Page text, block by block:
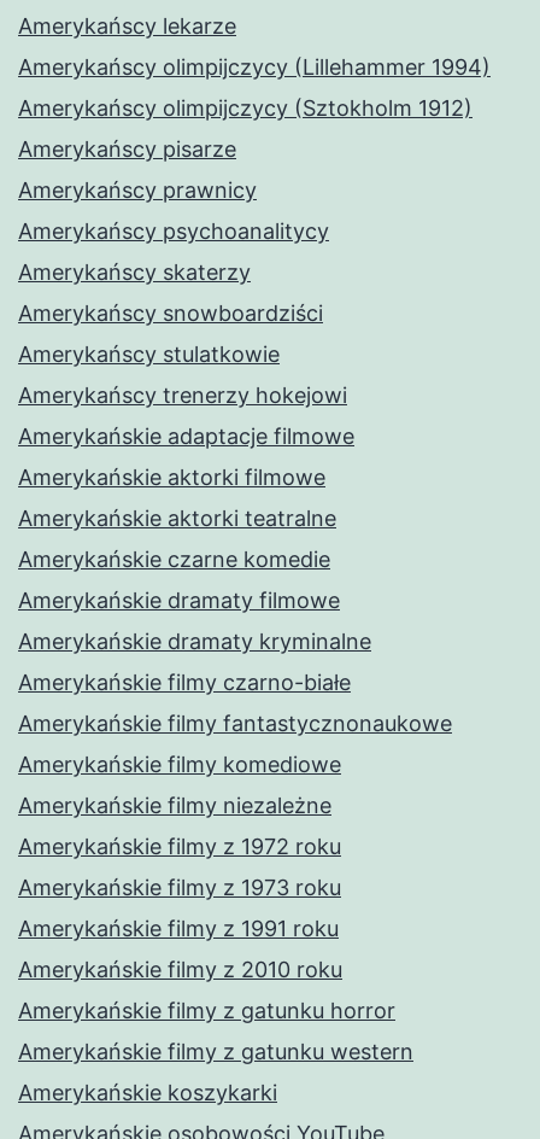
Amerykańscy lekarze
Amerykańscy olimpijczycy (Lillehammer 1994)
Amerykańscy olimpijczycy (Sztokholm 1912)
Amerykańscy pisarze
Amerykańscy prawnicy
Amerykańscy psychoanalitycy
Amerykańscy skaterzy
Amerykańscy snowboardziści
Amerykańscy stulatkowie
Amerykańscy trenerzy hokejowi
Amerykańskie adaptacje filmowe
Amerykańskie aktorki filmowe
Amerykańskie aktorki teatralne
Amerykańskie czarne komedie
Amerykańskie dramaty filmowe
Amerykańskie dramaty kryminalne
Amerykańskie filmy czarno-białe
Amerykańskie filmy fantastycznonaukowe
Amerykańskie filmy komediowe
Amerykańskie filmy niezależne
Amerykańskie filmy z 1972 roku
Amerykańskie filmy z 1973 roku
Amerykańskie filmy z 1991 roku
Amerykańskie filmy z 2010 roku
Amerykańskie filmy z gatunku horror
Amerykańskie filmy z gatunku western
Amerykańskie koszykarki
Amerykańskie osobowości YouTube